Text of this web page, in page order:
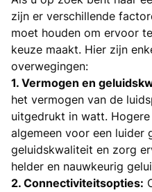
zijn er verschillende
moet houden om ervoor
keuze maakt. Hier zijn
overwegingen:
1. Vermogen en
het vermogen van de
uitgedrukt in watt.
algemeen voor een luider
geluidskwaliteit en zorg
helder en nauwkeurig
2. Connectiviteitsopties: